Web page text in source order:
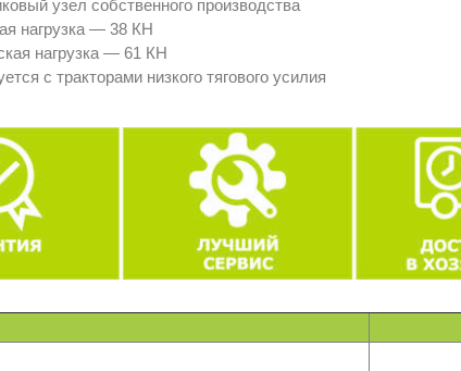
узел собственного производства
нагрузка — 38 КН
нагрузка — 61 КН
с тракторами низкого тягового усилия